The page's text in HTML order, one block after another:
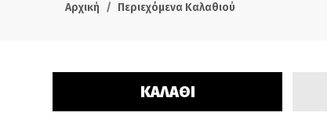
Αρχική Περιεχόμενα Καλαθιού
ΚΑΛΑΘΙ